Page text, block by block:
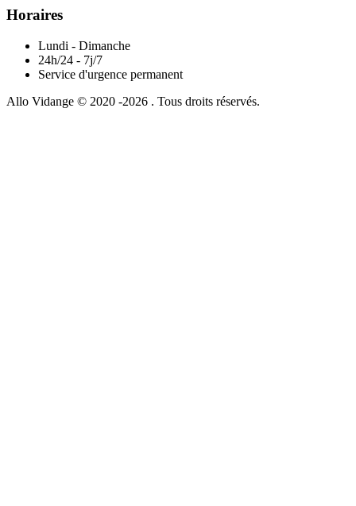
Horaires
Lundi - Dimanche
24h/24 - 7j/7
Service d'urgence permanent
Allo Vidange © 2020 -2026 . Tous droits réservés.